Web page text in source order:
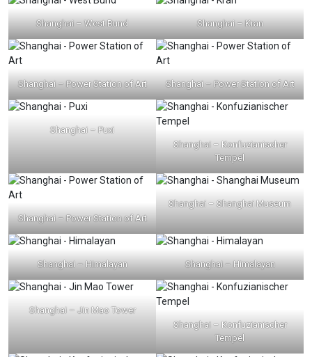
Shanghai – West Bund Shanghai – Kran
Shanghai – Power Station of Art Shanghai – Power Station of Art
Shanghai – Puxi
Shanghai – Konfuzianischer
Tempel
Shanghai – Power Station of Art
Shanghai – Shanghai Museum
Shanghai – Himalayan Shanghai – Himalayan
Shanghai – Jin Mao Tower
Shanghai – Konfuzianischer
Tempel